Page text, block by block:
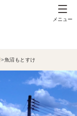
メニュー
魚沼もとすけ